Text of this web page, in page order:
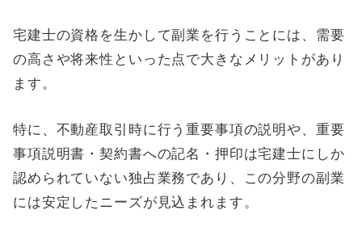
宅建士の資格を生かして副業を行うことには、需要
の高さや将来性といった点で大きなメリットがあり
ます。
特に、不動産取引時に行う重要事項の説明や、重要
事項説明書・契約書への記名・押印は宅建士にしか
認められていない独占業務であり、この分野の副業
には安定したニーズが見込まれます。